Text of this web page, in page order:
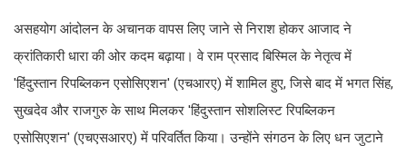
असहयोग आंदोलन के अचानक वापस लिए जाने से निराश होकर आजाद ने
क्रांतिकारी धारा की ओर कदम बढ़ाया। वे राम प्रसाद बिस्मिल के नेतृत्व में
'हिंदुस्तान रिपब्लिकन एसोसिएशन' (एचआरए) में शामिल हुए, जिसे बाद में भगत सिंह,
सुखदेव और राजगुरु के साथ मिलकर 'हिंदुस्तान सोशलिस्ट रिपब्लिकन
एसोसिएशन' (एचएसआरए) में परिवर्तित किया। उन्होंने संगठन के लिए धन जुटाने